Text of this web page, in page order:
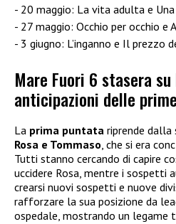
20 maggio: La vita adulta e
27 maggio: Occhio per occhio e
3 giugno: L’inganno e Il prezzo
Mare Fuori 6 stasera
anticipazioni delle
La prima puntata riprende
Rosa e Tommaso, che si era
Tutti stanno cercando di capire
uccidere Rosa, mentre i sospetti
crearsi nuovi sospetti e nuove
rafforzare la sua posizione da
ospedale, mostrando un legame